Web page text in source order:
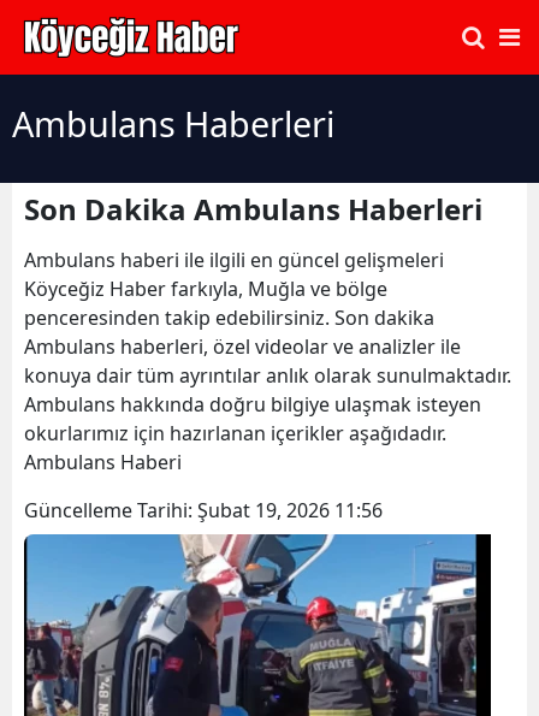
Ambulans Haberleri
Son Dakika Ambulans Haberleri
Ambulans haberi ile ilgili en güncel gelişmeleri
Köyceğiz Haber farkıyla, Muğla ve bölge
penceresinden takip edebilirsiniz. Son dakika
Ambulans haberleri, özel videolar ve analizler ile
konuya dair tüm ayrıntılar anlık olarak sunulmaktadır.
Ambulans hakkında doğru bilgiye ulaşmak isteyen
okurlarımız için hazırlanan içerikler aşağıdadır.
Ambulans Haberi
Güncelleme Tarihi: Şubat 19, 2026 11:56